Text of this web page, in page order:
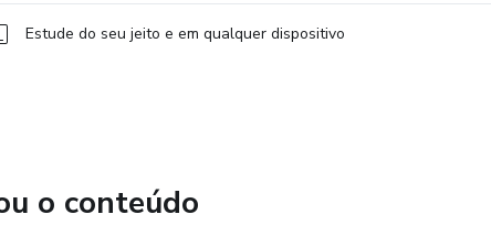
Estude do seu jeito e em qualquer dispositivo
o conteúdo